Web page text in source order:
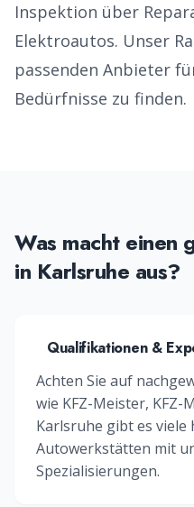
Inspektion über
Elektroautos. Unser
passenden Anbieter
Bedürfnisse zu finden.
Was macht einen
in Karlsruhe aus?
Qualifikationen &
Achten Sie auf
wie KFZ-Meister, KFZ-
Karlsruhe gibt es viele
Autowerkstätten mit
Spezialisierungen.